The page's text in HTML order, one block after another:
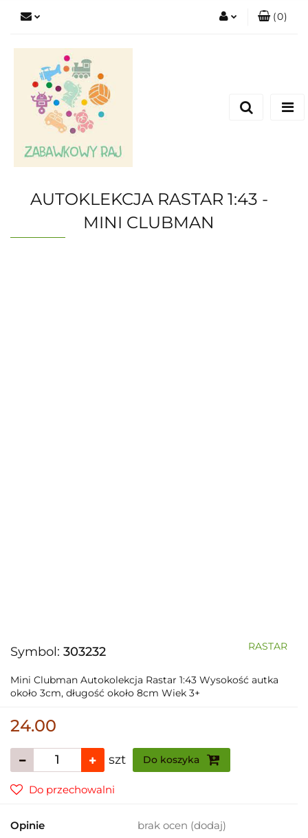
(0)
AUTOKLEKCJA RASTAR 1:43 -
MINI CLUBMAN
Symbol: 303232 RASTAR
Mini Clubman Autokolekcja Rastar 1:43 Wysokość autka
około 3cm, długość około 8cm Wiek 3+
24.00
szt Do koszyka
Do przechowalni
Opinie brak ocen (dodaj)